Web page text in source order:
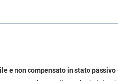
e non compensato in stato